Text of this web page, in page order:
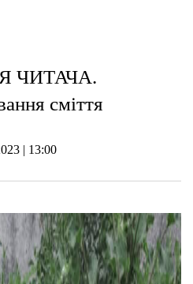
ЧИТАЧА.
сміття
| 13:00